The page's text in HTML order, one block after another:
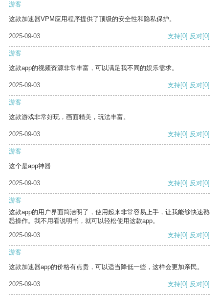
游客
这款加速器VPM应用程序提供了顶级的安全性和隐私保护。
2025-09-03 支持[0] 反对[0]
游客
这款app的视频资源非常丰富，可以满足我不同的娱乐需求。
2025-09-03 支持[0] 反对[0]
游客
这款游戏非常好玩，画面精美，玩法丰富。
2025-09-03 支持[0] 反对[0]
游客
这个是app神器
2025-09-03 支持[0] 反对[0]
游客
这款app的用户界面简洁明了，使用起来非常容易上手，让我能够快速熟
悉操作。我不用看说明书，就可以轻松使用这款app。
2025-09-03
支持[0] 反对[0]
游客
这款加速器app的价格有点贵，可以适当降低一些，这样会更加亲民。
2025-09-03 支持[0] 反对[0]